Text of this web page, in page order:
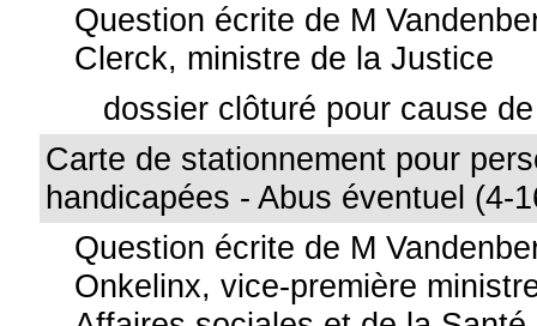
Question écrite de M
Clerck, ministre de la Justice
dossier clôturé pour cause
Carte de stationnement pour
handicapées - Abus éventuel (4-
Question écrite de M
Onkelinx, vice-première